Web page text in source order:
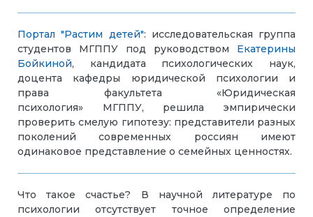
Портал "Растим детей": исследовательская группа
студентов МГППУ под руководством Екатерины
Бойкиной, кандидата психологических наук,
доцента кафедры юридической психологии и
права факультета «Юридическая
психология» МГППУ, решила эмпирически
проверить смелую гипотезу: представители разных
поколений современных россиян имеют
одинаковое представление о семейных ценностях.
Что такое счастье? В научной литературе по
психологии отсутствует точное определение